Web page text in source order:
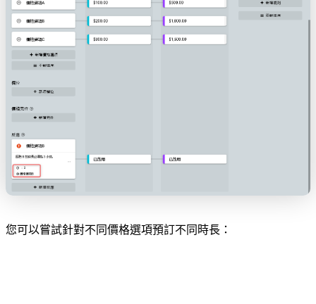
您可以嘗試針對不同價格選項預訂不同時長：